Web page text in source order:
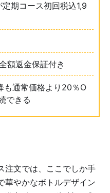
期コース初回税込1,9
額返金保証付き
も通常価格より20％O
できる
注文では、ここでしか手
華やかなボトルデザイン